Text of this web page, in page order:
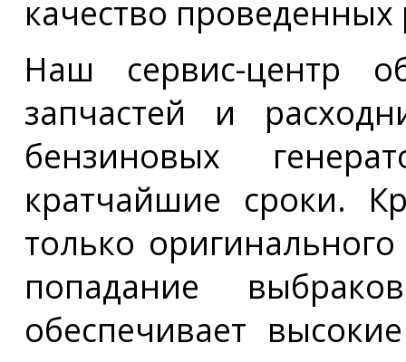
качество проведенных
Наш сервис-центр
запчастей и
бензиновых
кратчайшие сроки.
только
попадание
обеспечивает